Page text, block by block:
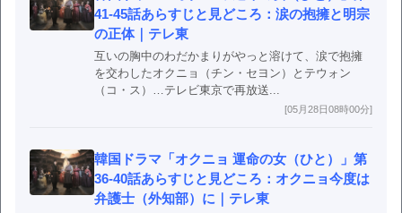
41-45話あらすじと見どころ：涙の抱擁と明宗
の正体｜テレ東
互いの胸中のわだかまりがやっと溶けて、涙で抱擁
を交わしたオクニョ（チン・セヨン）とテウォン
（コ・ス）…テレビ東京で再放送...
[05月28日08時00分]
韓国ドラマ「オクニョ 運命の女（ひと）」第
36-40話あらすじと見どころ：オクニョ今度は
弁護士（外知部）に｜テレ東